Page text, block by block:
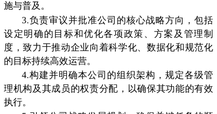
施与普及。
3.负责审议并批准公司的核心战略方向，包括
设定明确的目标和优化各项政策、方案及管理制
度，致力于推动企业向着科学化、数据化和规范化
的目标持续高效运营。
4.构建并明确本公司的组织架构，规定各级管
理机构及其成员的权责分配，以确保其功能的有效
执行。